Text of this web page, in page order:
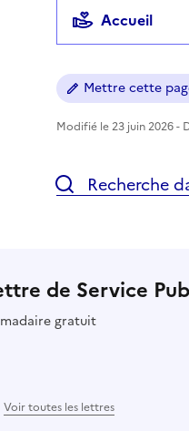
Accueil
Mettre cette
Modifié le 23 juin 2026 -
Recherche
de Service
gratuit
Voir toutes les lettres